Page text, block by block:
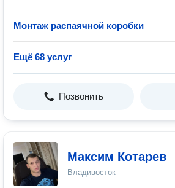
Монтаж распаячной коробки
Ещё 68 услуг
Позвонить
Максим Котарев
Владивосток